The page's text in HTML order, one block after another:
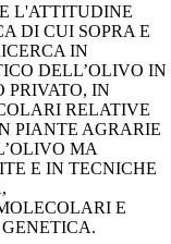
L'ATTITUDINE
DI CUI SOPRA E
IN
DELL’OLIVO IN
PRIVATO, IN
RELATIVE
PIANTE AGRARIE
MA
E IN TECNICHE
E